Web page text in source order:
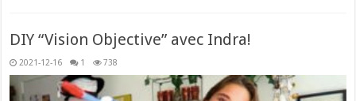
DIY “Vision Objective” avec Indra!
2021-12-16 1 738